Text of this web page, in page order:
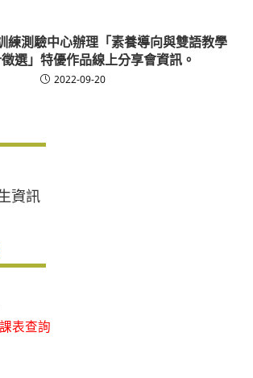
練測驗中心辦理「素養導向與雙語教學
選」特優作品線上分享會資訊。
2022-09-20
資訊
表查詢